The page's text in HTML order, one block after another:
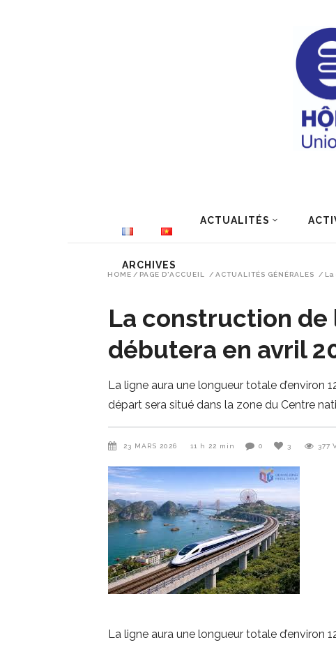
ACTUALITÉS
ARCHIVES
HOME / PAGE D'ACCUEIL / ACTUALITÉS GÉNÉRALES / La
La construction de
débutera en avril
La ligne aura une longueur totale d’environ
départ sera situé dans la zone du Centre
23 MARS 2026 11 h 22 min 0 3 377
La ligne aura une longueur totale d’environ